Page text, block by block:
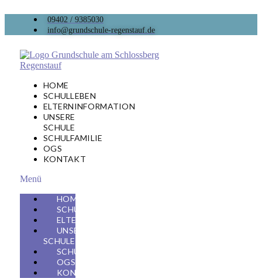
09402 / 9385030
info@grundschule-regenstauf.de
HOME
SCHULLEBEN
ELTERNINFORMATION
UNSERE
SCHULE
SCHULFAMILIE
OGS
KONTAKT
Menü
HOME
SCHULLEBEN
ELTERNINFORMATION
UNSERE
SCHULE
SCHULFAMILIE
OGS
KONTAKT